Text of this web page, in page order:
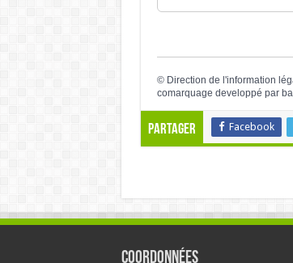
© Direction de l'information
comarquage developpé par
Partager Facebook
Coordonnées